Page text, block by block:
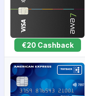
€20 Cashback